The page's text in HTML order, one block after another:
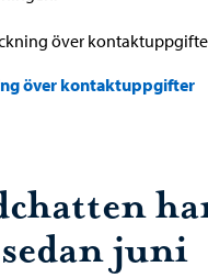
över
över kontaktuppgifter
juni